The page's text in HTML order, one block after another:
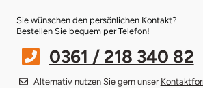
Sie wünschen den persönlichen Kontakt?
Bestellen Sie bequem per Telefon!
0361 / 218 340 82
Alternativ nutzen Sie gern unser
Chemnitz
Cloppenburg
Riesa
Ruhrgebiet
Weimar
Weißenfels